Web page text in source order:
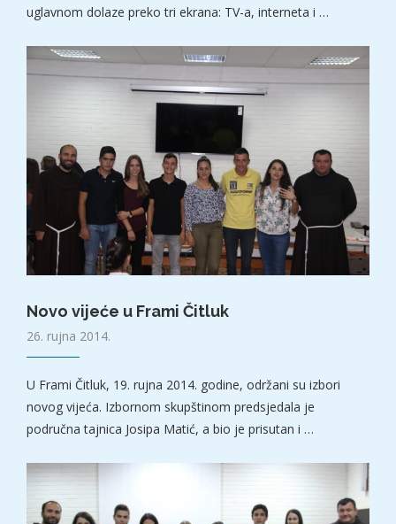
uglavnom dolaze preko tri ekrana: TV-a, interneta i …
Novo vijeće u Frami Čitluk
26. rujna 2014.
U Frami Čitluk, 19. rujna 2014. godine, održani su izbori
novog vijeća. Izbornom skupštinom predsjedala je
područna tajnica Josipa Matić, a bio je prisutan i …